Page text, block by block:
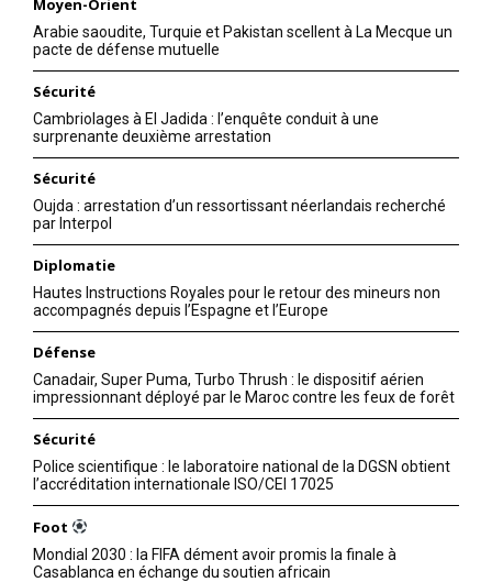
Moyen-Orient
Arabie saoudite, Turquie et Pakistan scellent à La Mecque un
pacte de défense mutuelle
Sécurité
Cambriolages à El Jadida : l’enquête conduit à une
surprenante deuxième arrestation
Sécurité
Oujda : arrestation d’un ressortissant néerlandais recherché
par Interpol
Diplomatie
Hautes Instructions Royales pour le retour des mineurs non
accompagnés depuis l’Espagne et l’Europe
Défense
Canadair, Super Puma, Turbo Thrush : le dispositif aérien
impressionnant déployé par le Maroc contre les feux de forêt
Sécurité
Police scientifique : le laboratoire national de la DGSN obtient
l’accréditation internationale ISO/CEI 17025
Foot
Mondial 2030 : la FIFA dément avoir promis la finale à
Casablanca en échange du soutien africain